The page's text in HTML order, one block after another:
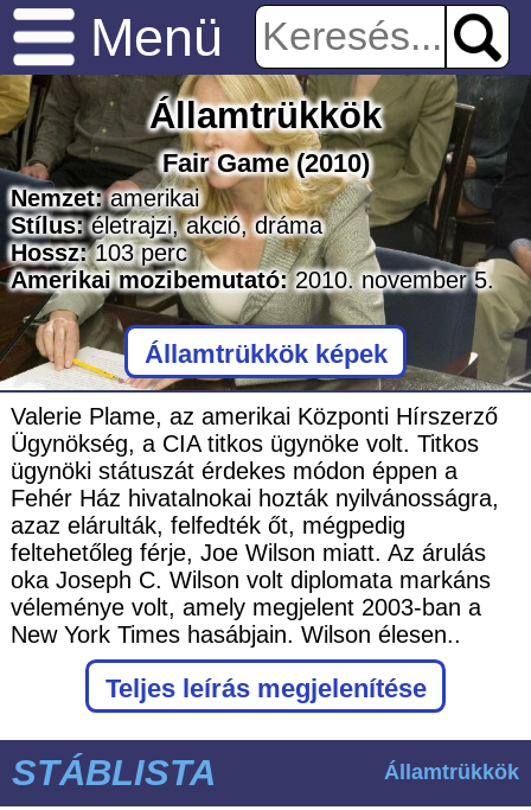
Menü
Államtrükkök
Fair Game(2010)
Nemzet: amerikai
Stílus: életrajzi,akció,dráma
Hossz: 103perc
Amerikai mozibemutató:2010. november 5.
Államtrükkök képek
Valerie Plame, az amerikai Központi Hírszerző
Ügynökség, a CIA titkos ügynöke volt. Titkos
ügynöki státuszát érdekes módon éppen a
Fehér Ház hivatalnokai hozták nyilvánosságra,
azaz elárulták, felfedték őt, mégpedig
feltehetőleg férje, Joe Wilson miatt. Az árulás
oka Joseph C. Wilson volt diplomata markáns
véleménye volt, amely megjelent 2003-ban a
New York Times hasábjain. Wilson élesen..
Teljes leírás megjelenítése
STÁBLISTA Államtrükkök